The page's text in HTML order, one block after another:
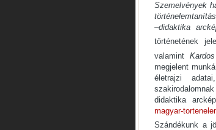
Szemelvények
–didaktika
történetének
valamint
megjelent
életrajzi
didaktika
magyar-
Szándékunk a